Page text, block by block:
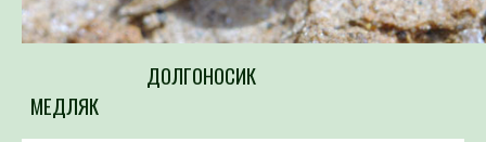
ДОЛГОНОСИК
МЕДЛЯК